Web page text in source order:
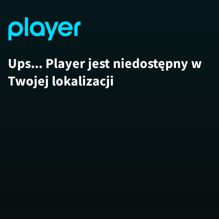
Ups... Player jest niedostępny w
Twojej lokalizacji